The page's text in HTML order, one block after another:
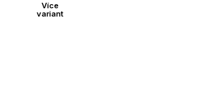
Více
variant